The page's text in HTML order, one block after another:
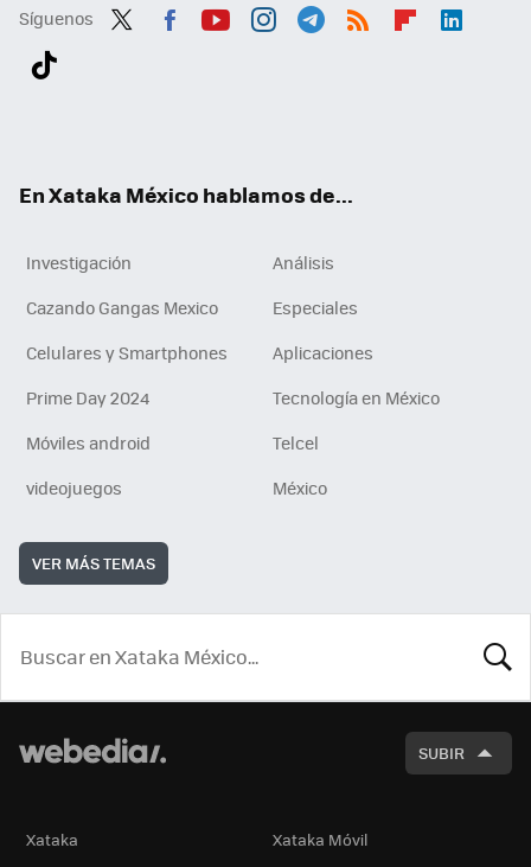
Síguenos
En Xataka México hablamos de...
Investigación
Análisis
Cazando Gangas Mexico
Especiales
Celulares y Smartphones
Aplicaciones
Prime Day 2024
Tecnología en México
Móviles android
Telcel
videojuegos
México
VER MÁS TEMAS
SUBIR
Xataka Xataka Móvil